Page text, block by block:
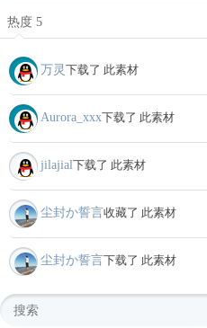
热度 5
万灵 下载了 此素材
Aurora_xxx下载了 此素材
jilajial下载了 此素材
尘封か誓言收藏了 此素材
尘封か誓言下载了 此素材